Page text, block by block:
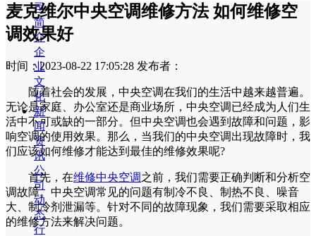
司
简
介
企
业
文
化
新
闻
资
讯
公
司
动
态
行
麦克维尔中央空调维修方法 如何维修空
调效果好
时间：2023-08-22 17:05:28 发布者：
随着社会的发展，中央空调在我们的生活中越来越普遍。
无论是家庭、办公室还是商业场所，中央空调已经成为人们生
活中不可或缺的一部分。但中央空调也会遇到故障和问题，影
响空调的使用效果。那么，当我们的中央空调出现故障时，我
们应该如何维修才能达到最佳的维修效果呢?
首先，在维修中央空调之前，我们需要正确判断和分析空
调故障。中央空调常见的问题有制冷不良、制热不良、噪音
大、制冷剂泄漏等。针对不同的故障现象，我们需要采取相应
的维修方法来解决问题。